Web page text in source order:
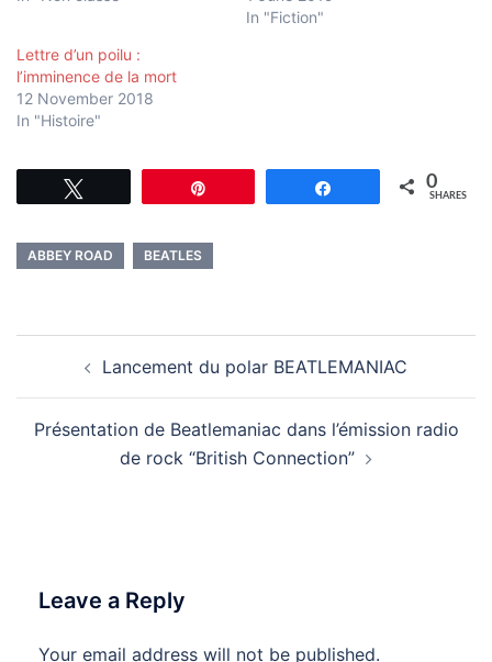
In "Fiction"
Lettre d’un poilu :
l’imminence de la mort
12 November 2018
In "Histoire"
0
SHARES
ABBEY ROAD BEATLES
navigationLancement du polar BEATLEMANIAC
Présentation de Beatlemaniac dans l’émission radio
de rock “British Connection”
Leave a Reply
Your email address will not be published.